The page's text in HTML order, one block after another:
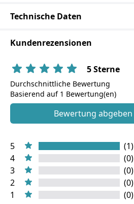
Technische Daten
Kundenrezensionen
5 Sterne
Durchschnittliche Bewertung
Basierend auf 1 Bewertung(en)
Bewertung abgeben
5
(1)
4
(0)
3
(0)
2
(0)
1
(0)